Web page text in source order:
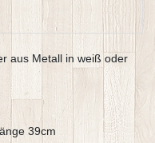
aus Metall in weiß oder
39cm